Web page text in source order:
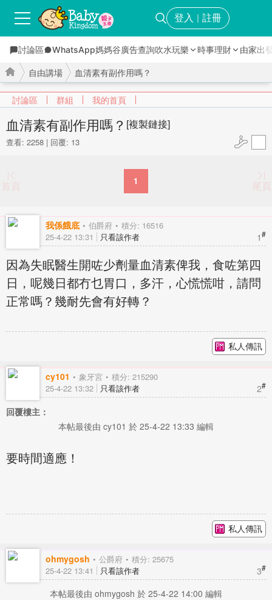
登入 ｜ 註冊
討論區 WhatsApp媽媽谷廣告查詢吹水玩樂 時事理財 由家出
討論區 群組 我的首頁
›
自由講場
›
血清素有副作用嗎？
查看: 2258 | 回覆: 13
血清素有副作用嗎？ [複製鏈接]
首頁 1 尾頁
我係餓底 伯爵府 積分: 16516
1#
25-4-22 13:31 只看該作者
因為失眠醫生開咗少劑量血清素俾我，食咗第四
日，呢幾日都冇乜胃口，多汗，心慌慌咁，請問
正常嗎？幾耐先會有好轉？
私人傳訊
cy101 象牙宮 積分: 215290
2#
25-4-22 13:32 只看該作者
回覆樓主：
本帖最後由 cy101 於 25-4-22 13:33 編輯
要時間適應！
私人傳訊
ohmygosh 公爵府 積分: 25675
3#
25-4-22 13:41 只看該作者
本帖最後由 ohmygosh 於 25-4-22 14:00 編輯